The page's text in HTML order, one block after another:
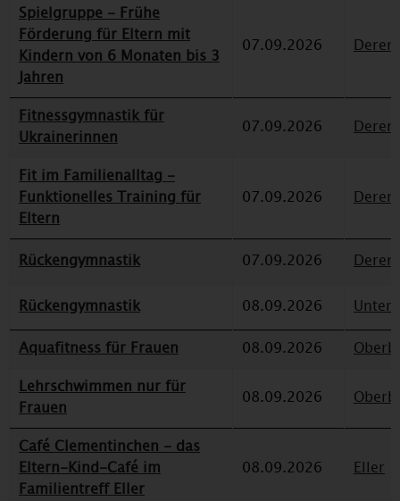
Spielgruppe - Frühe
Förderung für Eltern mit
Kindern von 6 Monaten bis 3
Jahren
07.09.2026
Fitnessgymnastik für
Ukrainerinnen
07.09.2026
Fit im Familienalltag -
Funktionelles Training für
Eltern
07.09.2026
Rückengymnastik 07.09.2026
Rückengymnastik 08.09.2026
Aquafitness für Frauen
08.09.2026
Lehrschwimmen nur für
Frauen
08.09.2026
Café Clementinchen - das
Eltern-Kind-Café im
Familientreff Eller
08.09.2026 Eller